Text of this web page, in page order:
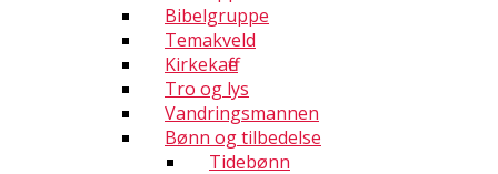
Bibelgruppe
Temakveld
Kirkekaffe
Tro og lys
Vandringsmannen
Bønn og tilbedelse
Tidebønn